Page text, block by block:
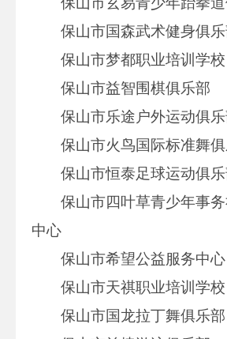
保山市国森武术健身俱
保山市梦都职业培训学校
保山市益智围棋俱乐部
保山市乐途户外运动俱
保山市火鸟国际标准舞
保山市恒泰足球运动俱
保山市四叶草青少年事
中心
保山市希望公益服务中心
保山市天祺职业培训学校
保山市国龙拉丁舞俱乐部